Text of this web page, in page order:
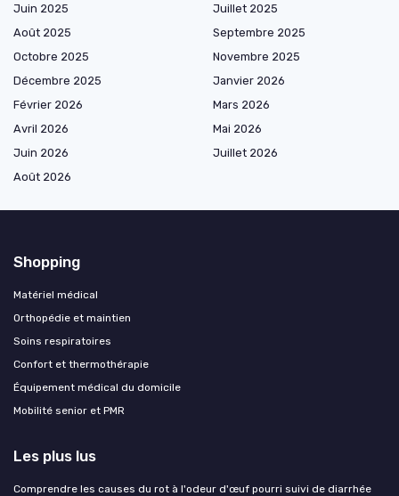
Juin 2025
Juillet 2025
Août 2025
Septembre 2025
Octobre 2025
Novembre 2025
Décembre 2025
Janvier 2026
Février 2026
Mars 2026
Avril 2026
Mai 2026
Juin 2026
Juillet 2026
Août 2026
Shopping
Matériel médical
Orthopédie et maintien
Soins respiratoires
Confort et thermothérapie
Équipement médical du domicile
Mobilité senior et PMR
Les plus lus
Comprendre les causes du rot à l'odeur d'œuf pourri suivi de diarrhée